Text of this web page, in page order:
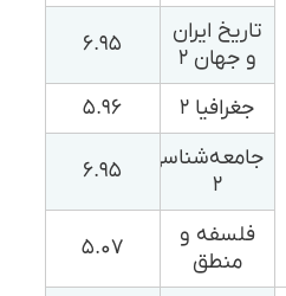
تاریخ ایران
و جهان ۲
۶.۹۵
جغرافیا ۲
۵.۹۶
جامعه‌شناسی
۲
۶.۹۵
فلسفه و
منطق
۵.۰۷